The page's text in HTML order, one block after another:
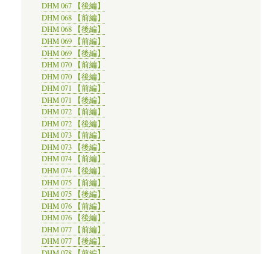
DHM 067 【後編】
DHM 068 【前編】
DHM 068 【後編】
DHM 069 【前編】
DHM 069 【後編】
DHM 070 【前編】
DHM 070 【後編】
DHM 071 【前編】
DHM 071 【後編】
DHM 072 【前編】
DHM 072 【後編】
DHM 073 【前編】
DHM 073 【後編】
DHM 074 【前編】
DHM 074 【後編】
DHM 075 【前編】
DHM 075 【後編】
DHM 076 【前編】
DHM 076 【後編】
DHM 077 【前編】
DHM 077 【後編】